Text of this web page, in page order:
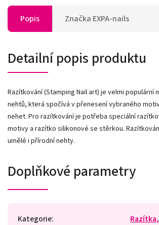
Popis Značka EXPA-nails
Detailní popis produktu
Razítkování (Stamping Nail art) je velmi populární
nehtů, která spočívá v přenesení vybraného
nehet. Pro razítkování je potřeba speciální
motivy a razítko silikonové se stěrkou.
umělé i přírodní nehty.
Doplňkové parametry
Kategorie: